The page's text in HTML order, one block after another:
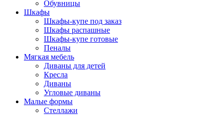
Обувницы
Шкафы
Шкафы-купе под заказ
Шкафы распашные
Шкафы-купе готовые
Пеналы
Мягкая мебель
Диваны для детей
Кресла
Диваны
Угловые диваны
Малые формы
Стеллажи